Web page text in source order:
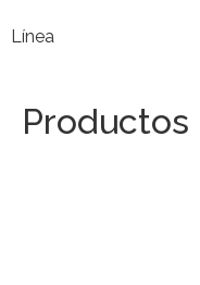
Línea
Productos